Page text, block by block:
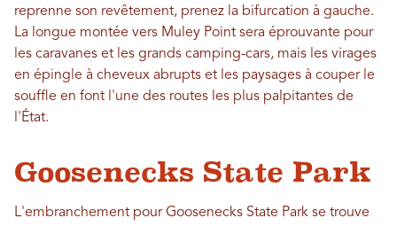
reprenne son revêtement, prenez la bifurcation à gauche.
La longue montée vers Muley Point sera éprouvante pour
les caravanes et les grands camping-cars, mais les virages
en épingle à cheveux abrupts et les paysages à couper le
souffle en font l'une des routes les plus palpitantes de
l'État.
Goosenecks State Park
L'embranchement pour Goosenecks State Park se trouve